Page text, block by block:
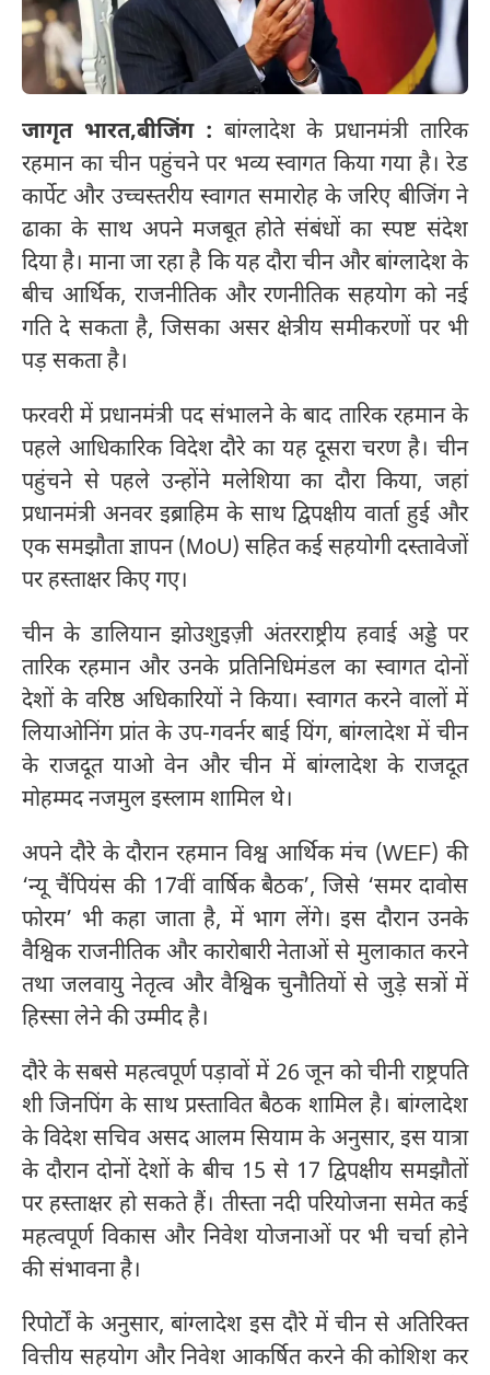
जागृत भारत,बीजिंग : बांग्लादेश के प्रधानमंत्री तारिक
रहमान का चीन पहुंचने पर भव्य स्वागत किया गया है। रेड
कार्पेट और उच्चस्तरीय स्वागत समारोह के जरिए बीजिंग ने
ढाका के साथ अपने मजबूत होते संबंधों का स्पष्ट संदेश
दिया है। माना जा रहा है कि यह दौरा चीन और बांग्लादेश के
बीच आर्थिक, राजनीतिक और रणनीतिक सहयोग को नई
गति दे सकता है, जिसका असर क्षेत्रीय समीकरणों पर भी
पड़ सकता है।
फरवरी में प्रधानमंत्री पद संभालने के बाद तारिक रहमान के
पहले आधिकारिक विदेश दौरे का यह दूसरा चरण है। चीन
पहुंचने से पहले उन्होंने मलेशिया का दौरा किया, जहां
प्रधानमंत्री अनवर इब्राहिम के साथ द्विपक्षीय वार्ता हुई और
एक समझौता ज्ञापन (MoU) सहित कई सहयोगी दस्तावेजों
पर हस्ताक्षर किए गए।
चीन के डालियान झोउशुइज़ी अंतरराष्ट्रीय हवाई अड्डे पर
तारिक रहमान और उनके प्रतिनिधिमंडल का स्वागत दोनों
देशों के वरिष्ठ अधिकारियों ने किया। स्वागत करने वालों में
लियाओनिंग प्रांत के उप-गवर्नर बाई यिंग, बांग्लादेश में चीन
के राजदूत याओ वेन और चीन में बांग्लादेश के राजदूत
मोहम्मद नजमुल इस्लाम शामिल थे।
अपने दौरे के दौरान रहमान विश्व आर्थिक मंच (WEF) की
‘न्यू चैंपियंस की 17वीं वार्षिक बैठक’, जिसे ‘समर दावोस
फोरम’ भी कहा जाता है, में भाग लेंगे। इस दौरान उनके
वैश्विक राजनीतिक और कारोबारी नेताओं से मुलाकात करने
तथा जलवायु नेतृत्व और वैश्विक चुनौतियों से जुड़े सत्रों में
हिस्सा लेने की उम्मीद है।
दौरे के सबसे महत्वपूर्ण पड़ावों में 26 जून को चीनी राष्ट्रपति
शी जिनपिंग के साथ प्रस्तावित बैठक शामिल है। बांग्लादेश
के विदेश सचिव असद आलम सियाम के अनुसार, इस यात्रा
के दौरान दोनों देशों के बीच 15 से 17 द्विपक्षीय समझौतों
पर हस्ताक्षर हो सकते हैं। तीस्ता नदी परियोजना समेत कई
महत्वपूर्ण विकास और निवेश योजनाओं पर भी चर्चा होने
की संभावना है।
रिपोर्टों के अनुसार, बांग्लादेश इस दौरे में चीन से अतिरिक्त
वित्तीय सहयोग और निवेश आकर्षित करने की कोशिश कर